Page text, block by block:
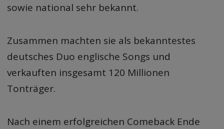
sowie national sehr bekannt.
Zusammen machten sie als bekanntestes
deutsches Duo englische Songs und
verkauften insgesamt 120 Millionen
Tonträger.
Nach einem erfolgreichen Comeback Ende